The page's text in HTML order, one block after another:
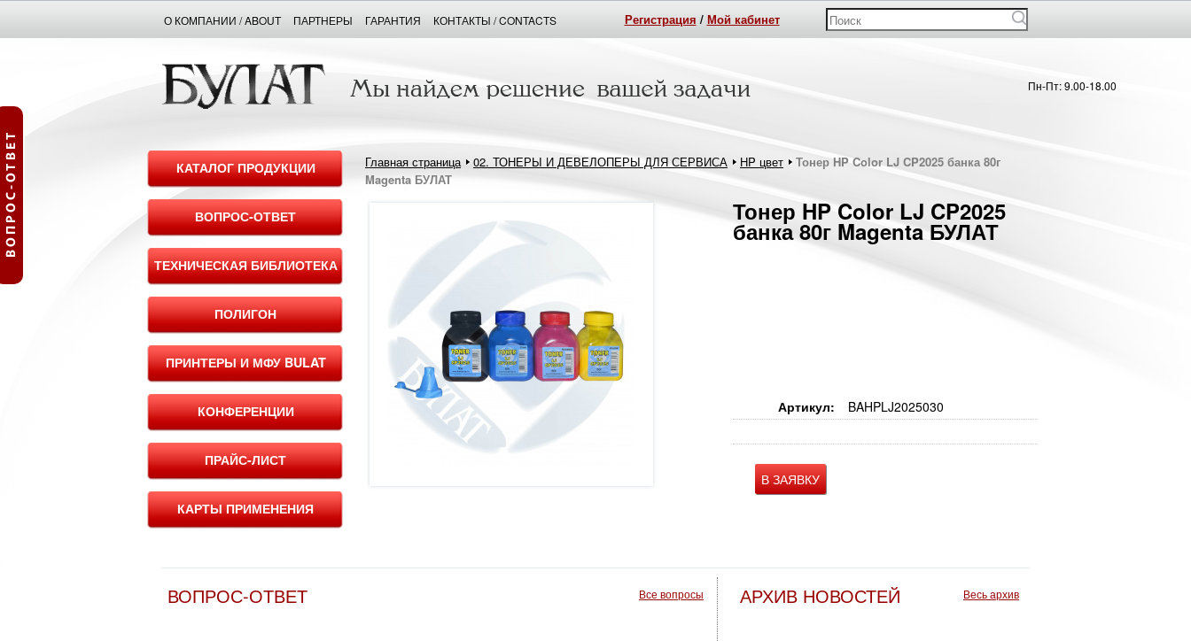
Регистрация / Мой кабинет
О КОМПАНИИ / ABOUT ПАРТНЕРЫ ГАРАНТИЯ КОНТАКТЫ / CONTACTS
Пн-Пт: 9.00-18.00
КАТАЛОГ ПРОДУКЦИИ
ВОПРОС-ОТВЕТ
ТЕХНИЧЕСКАЯ БИБЛИОТЕКА
ПОЛИГОН
ПРИНТЕРЫ И МФУ BULAT
КОНФЕРЕНЦИИ
ПРАЙС-ЛИСТ
КАРТЫ ПРИМЕНЕНИЯ
Главная страница 02. ТОНЕРЫ И ДЕВЕЛОПЕРЫ ДЛЯ СЕРВИСА HP цвет
Тонер HP Color LJ CP2025 банка 80г
Magenta БУЛАТ
Тонер HP Color LJ CP2025
банка 80г Magenta БУЛАТ
Артикул: BAHPLJ2025030
В ЗАЯВКУ
ВОПРОС-ОТВЕТ Все вопросы АРХИВ НОВОСТЕЙ Весь архив